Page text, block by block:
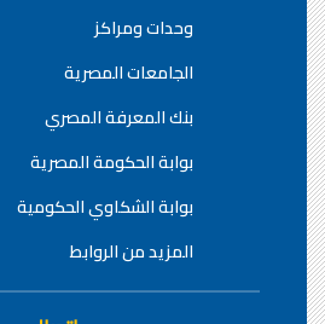
وحدات ومراكز
الجامعات المصرية
بنك المعرفة المصري
بوابة الحكومة المصرية
بوابة الشكاوي الحكومية
المزيد من الروابط